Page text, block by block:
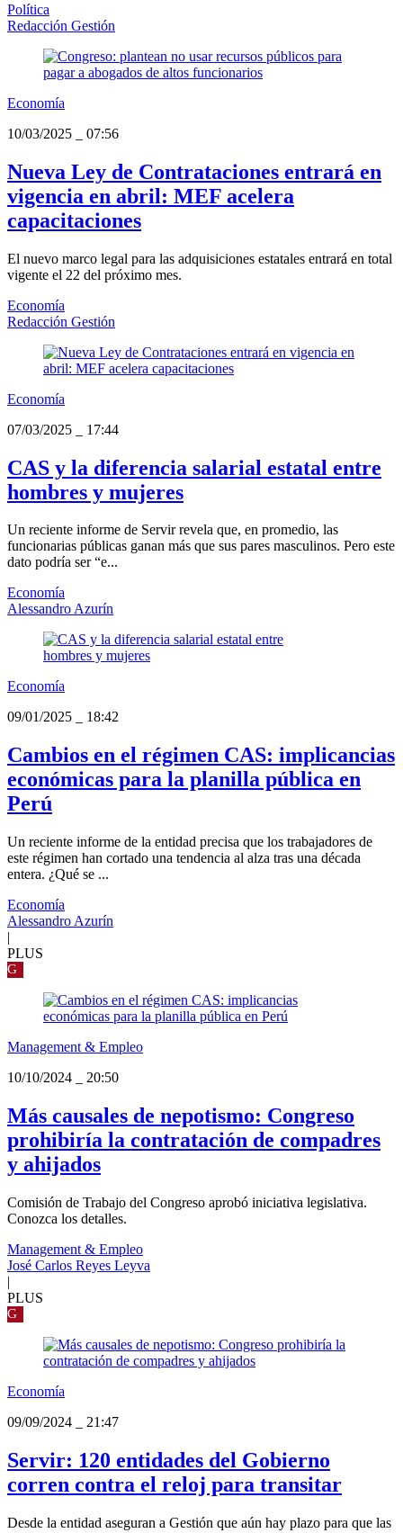
Política
Redacción Gestión
Economía
10/03/2025
07:56
Nueva Ley de Contrataciones entrará en
vigencia en abril: MEF acelera
capacitaciones
El nuevo marco legal para las adquisiciones estatales entrará en total
vigente el 22 del próximo mes.
Economía
Redacción Gestión
Economía
07/03/2025
17:44
CAS y la diferencia salarial estatal entre
hombres y mujeres
Un reciente informe de Servir revela que, en promedio, las
funcionarias públicas ganan más que sus pares masculinos. Pero este
dato podría ser “e...
Economía
Alessandro Azurín
Economía
09/01/2025
18:42
Cambios en el régimen CAS: implicancias
económicas para la planilla pública en
Perú
Un reciente informe de la entidad precisa que los trabajadores de
este régimen han cortado una tendencia al alza tras una década
entera. ¿Qué se ...
Economía
Alessandro Azurín
|
PLUS
G
Management & Empleo
10/10/2024
20:50
Más causales de nepotismo: Congreso
prohibiría la contratación de compadres
y ahijados
Comisión de Trabajo del Congreso aprobó iniciativa legislativa.
Conozca los detalles.
Management & Empleo
José Carlos Reyes Leyva
|
PLUS
G
Economía
09/09/2024
21:47
Servir: 120 entidades del Gobierno
corren contra el reloj para transitar
Desde la entidad aseguran a Gestión que aún hay plazo para que las